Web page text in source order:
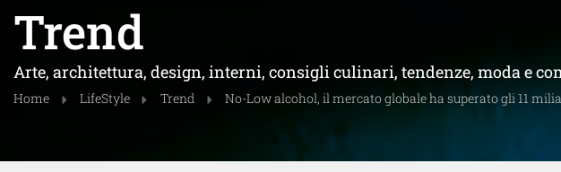
Trend
Arte, architettura, design, interni, consigli culinari, tendenze, moda e
Home LifeStyle Trend No-Low alcohol, il mercato globale ha superato gli 11